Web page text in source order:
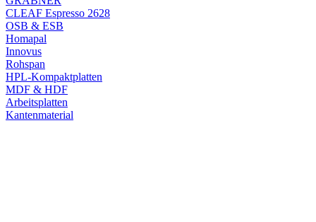
CLEAF Espresso 2628
OSB & ESB
Homapal
Innovus
Rohspan
HPL-Kompaktplatten
MDF & HDF
Arbeitsplatten
Kantenmaterial